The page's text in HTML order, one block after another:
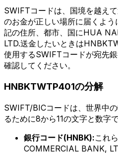
SWIFTコードは、国境を越え
のお金が正しい場所に届くよ
記の住所、都市、国にHUA
LTD.送金したいときは
使用するSWIFTコードが宛先
確認してください。
HNBKTWTP401の分解
SWIFT/BICコードは、世界中
るために8から11の文字と数字
銀行コード(HNBK):これ
COMMERCIAL BANK,